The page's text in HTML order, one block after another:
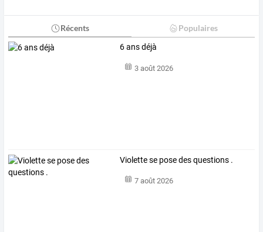
Récents Populaires
6 ans déjà
3 août 2026
Violette se pose des questions .
7 août 2026